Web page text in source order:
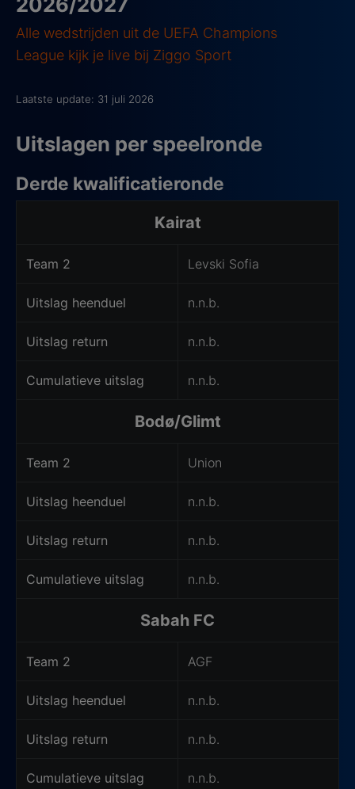
Alle wedstrijden uit de UEFA Champions
League kijk je live bij Ziggo Sport
Laatste update: 31 juli 2026
Uitslagen per speelronde
Derde kwalificatieronde
Kairat
Team 2 Levski Sofia
Uitslag heenduel n.n.b.
Uitslag return n.n.b.
Cumulatieve uitslag n.n.b.
Bodø/Glimt
Team 2 Union
Uitslag heenduel n.n.b.
Uitslag return n.n.b.
Cumulatieve uitslag n.n.b.
Sabah FC
Team 2 AGF
Uitslag heenduel n.n.b.
Uitslag return n.n.b.
Cumulatieve uitslag n.n.b.